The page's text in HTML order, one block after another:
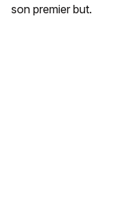
son premier but.